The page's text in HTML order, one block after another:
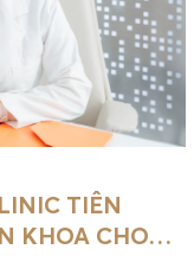
TIÊN
KHOA CHO…